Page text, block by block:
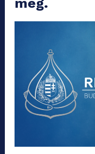
meg.